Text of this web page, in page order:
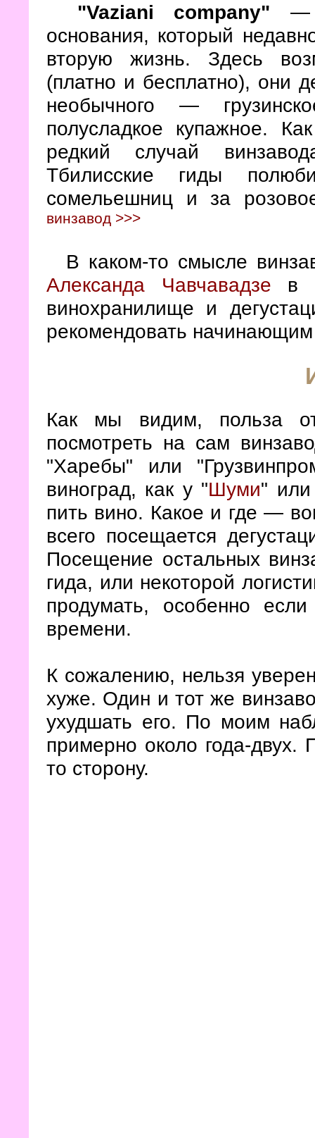
"Vaziani company" —
основания, который
вторую жизнь. Здесь
(платно и бесплатно), они
необычного —
полусладкое купажное.
редкий случай
Тбилисские гиды
сомельешниц и за
винзавод >>>
В каком-то смысле
Александа Чавчавадзе в
винохранилище и
рекомендовать
Как мы видим, польза
посмотреть на сам
"Харебы" или
виноград, как у "Шуми" или
пить вино. Какое и где —
всего посещается
Посещение остальных
гида, или некоторой
продумать, особенно
времени.
К сожалению, нельзя
хуже. Один и тот же
ухудшать его. По моим
примерно около года-двух.
то сторону.